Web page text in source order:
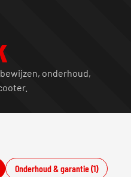
onderhoud,
Onderhoud & garantie (1)